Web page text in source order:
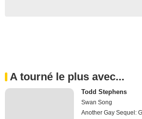
A tourné le plus avec...
Todd Stephens
Swan Song
Another Gay Sequel: